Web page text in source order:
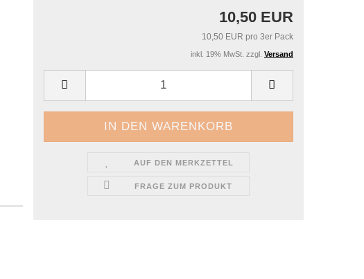
10,50 EUR
10,50 EUR pro 3er Pack
inkl. 19% MwSt. zzgl. Versand
AUF DEN MERKZETTEL
FRAGE ZUM PRODUKT